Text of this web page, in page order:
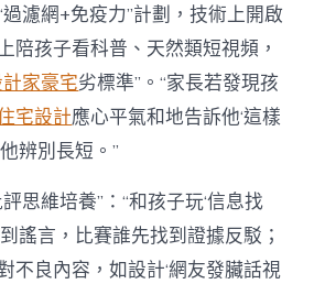
濾網+免疫力”計劃，技術上開啟
陪孩子看科普、天然類短視頻，
家豪宅劣標準”。“家長若發現孩
宅設計應心平氣和地告訴他‘這樣
辨別長短。”
思維培養”：“和孩子玩‘信息找
謠言，比賽誰先找到證據反駁；
不良內容，如設計‘網友發臟話視